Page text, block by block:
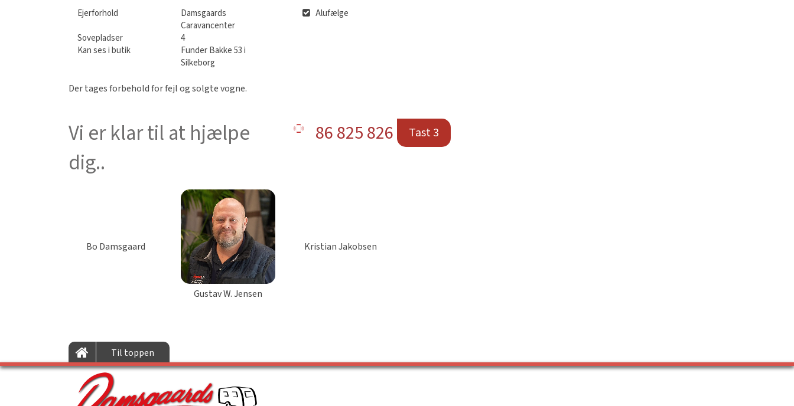
Ejerforhold
Damsgaards
Caravancenter
Sovepladser
4
Kan ses i butik
Funder Bakke 53 i
Silkeborg
Alufælge
Der tages forbehold for fejl og solgte vogne.
Vi er klar til at hjælpe
dig..
86 825 826 Tast 3
Bo Damsgaard
Gustav W. Jensen
Kristian Jakobsen
Til toppen